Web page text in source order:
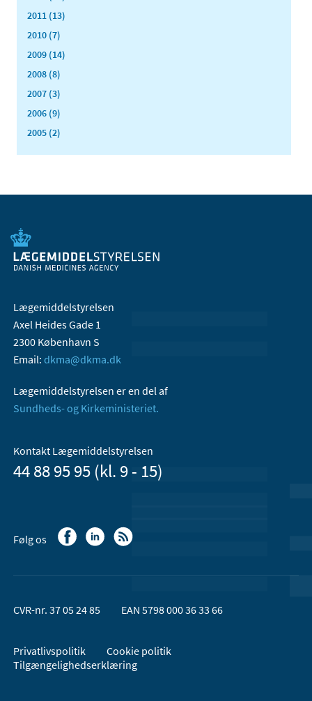
2011 (13)
2010 (7)
2009 (14)
2008 (8)
2007 (3)
2006 (9)
2005 (2)
Lægemiddelstyrelsen
Axel Heides Gade 1
2300 København S
Email: dkma@dkma.dk
Lægemiddelstyrelsen er en del af
Sundheds- og Kirkeministeriet.
Kontakt Lægemiddelstyrelsen
44 88 95 95 (kl. 9 - 15)
Følg os
CVR-nr. 37 05 24 85 EAN 5798 000 36 33 66
Privatlivspolitik
Cookie politik
Tilgængelighedserklæring